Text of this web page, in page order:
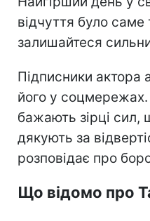
відчуття було
залишайтеся
Підписники актора
його у
бажають зірці сил,
дякують за
розповідає про
Що відомо про